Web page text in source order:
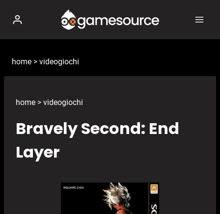
contenuto
home > videogiochi
home > videogiochi
Bravely Second: End
Layer